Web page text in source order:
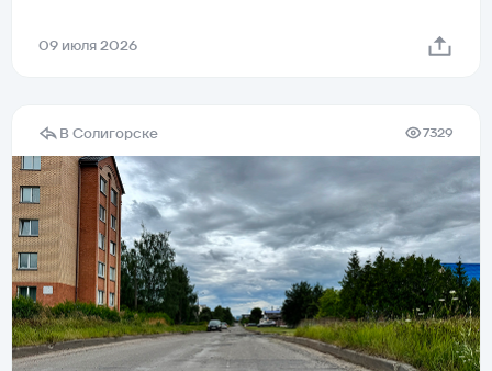
09 июля 2026
В Солигорске 7329